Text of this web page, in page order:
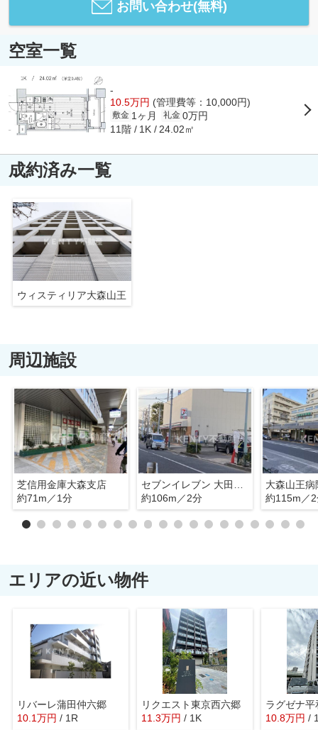
お問い合わせ(無料)
空室一覧
-
10.5万円 (管理費等：10,000円)
敷金 1ヶ月 礼金 0万円
11階 1K 24.02㎡
成約済み一覧
ウィスティリア大森山王
周辺施設
芝信用金庫大森支店
約71m／1分
約106m／2分
大森山王病
約115m／
エリアの近い物件
リバーレ蒲田仲六郷
10.1万円 / 1R
リクエスト東京西六郷
11.3万円 / 1K
ラグゼナ平
10.8万円 /